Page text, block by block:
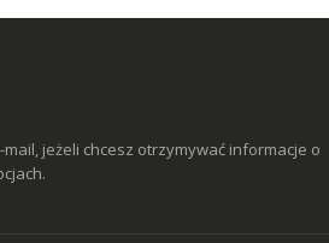
jeżeli chcesz otrzymywać informacje o